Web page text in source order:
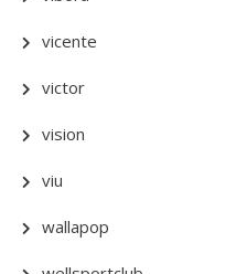
vicente
victor
vision
viu
wallapop